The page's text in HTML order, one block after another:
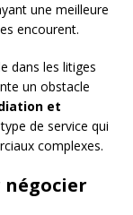
une meilleure
encourent.
dans les litiges
un obstacle
et
de service qui
complexes.